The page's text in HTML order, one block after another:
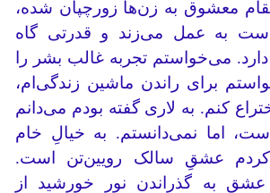
معشوق به زن‌ها زورچپان شده،
به عمل می‌زند و قدرتی گاه
می‌خواستم تجربه غالب بشر را
برای راندن ماشین زندگی‌ام،
کنم. به لاری گفته بودم می‌دانم
اما نمی‌دانستم. به خیالِ خام
عشقِ سالک رویین‌تن است.
به گذراندن نور خورشید از